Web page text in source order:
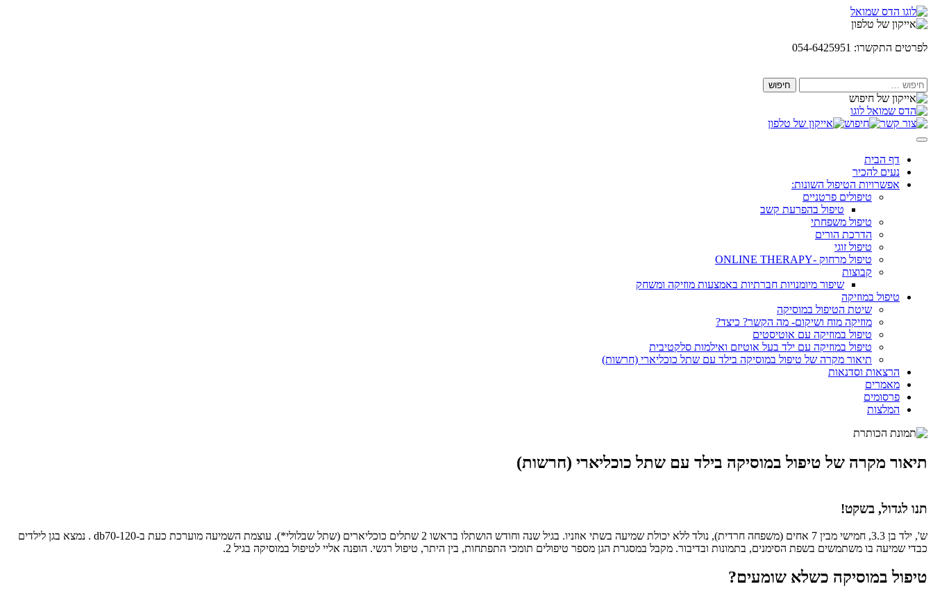
Skip
to
לפרטים התקשרו: 054-6425951
חיפוש:
דף הבית
נעים להכיר
אפשרויות הטיפול השונות:
טיפולים פרטניים
טיפול בהפרעת קשב
טיפול משפחתי
הדרכת הורים
טיפול זוגי
טיפול מרחוק -ONLINE THERAPY
קבוצות
שיפור מיומנויות חברתיות באמצעות מוזיקה ומשחק
טיפול במוזיקה
שיטת הטיפול במוסיקה
מוזיקה מוח ושיקום- מה הקשר? כיצד?
טיפול במוזיקה עם אוטיסטים
טיפול במוזיקה עם ילד בעל אוטיזם ואילמות סלקטיבית
תיאור מקרה של טיפול במוסיקה בילד עם שתל כוכליארי (חרשות)
הרצאות וסדנאות
מאמרים
פרסומים
המלצות
תיאור מקרה של טיפול במוסיקה בילד עם שתל כוכליארי (חרשות)
תנו לגדול, בשקט!
ש', ילד בן 3.3, חמישי מבין 7 אחים (משפחה חרדית), נולד ללא יכולת שמיעה בשתי אוזניו. בגיל שנה וחודש הושתלו בראשו 2 שתלים כוכליארים (שתל שבלולי*). עוצמת השמיעה מוערכת כעת ב-db70-120 . נמצא בגן לילדים
כבדי שמיעה בו משתמשים בשפת הסימנים, בתמונות ובדיבור. מקבל במסגרת הגן מספר טיפולים תומכי התפתחות, בין היתר, טיפול רגשי. הופנה אליי לטיפול במוסיקה בגיל 2.
טיפול במוסיקה כשלא שומעים?